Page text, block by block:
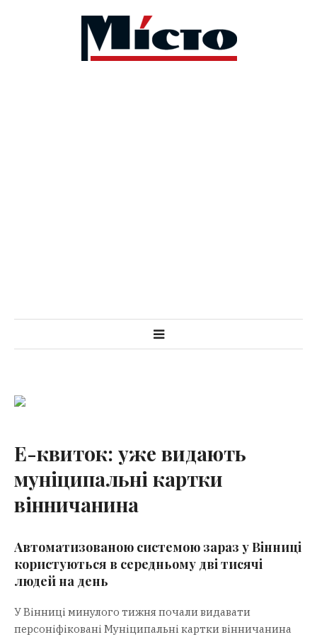
Е-квиток: уже видають
муніципальні картки
вінничанина
Автоматизованою системою зараз у Вінниці
користуються в середньому дві тисячі
людей на день
У Вінниці минулого тижня почали видавати
персоніфіковані Муніципальні картки вінничанина